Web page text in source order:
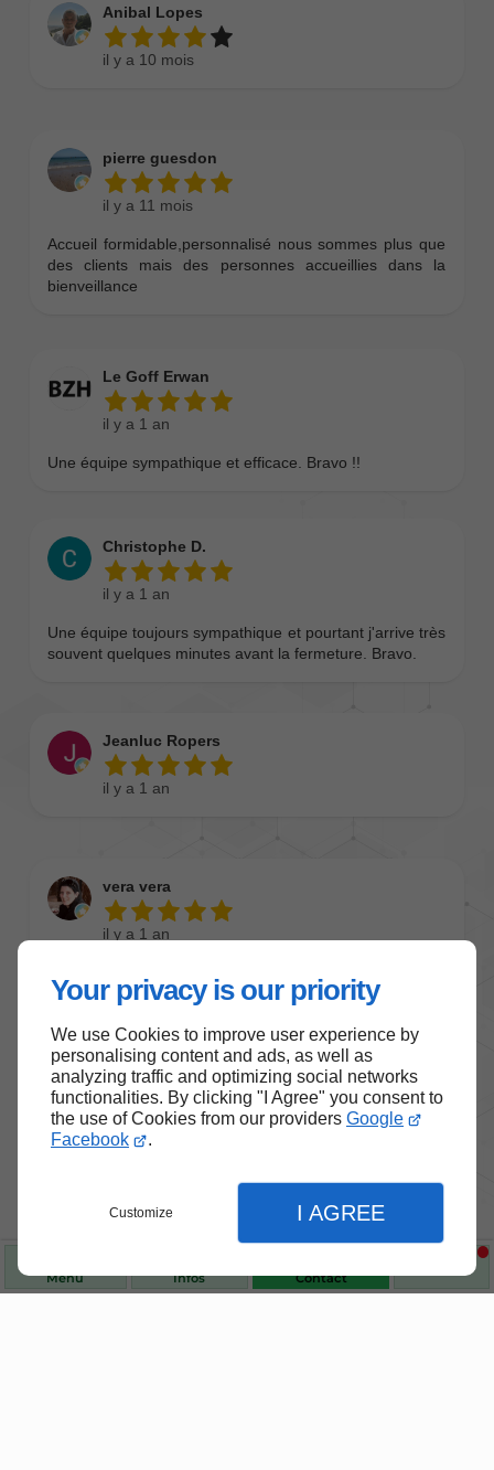
Your privacy is our priority
We use Cookies to improve user experience by
personalising content and ads, as well as
analyzing traffic and optimizing social networks
functionalities. By clicking "I Agree" you consent to
the use of Cookies from our providers Google
Facebook
.
Customize I AGREE
Menu Infos Contact
Nos produits de santé et de
Choisissez des produits fiables pour vous